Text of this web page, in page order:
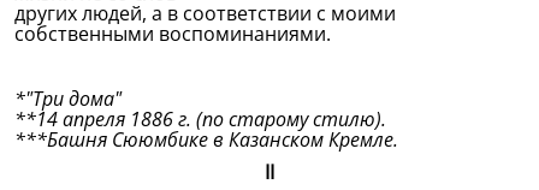
других людей, а в соответствии с моими
собственными воспоминаниями.
*"Три дома"
**14 апреля 1886 г. (по старому стилю).
***Башня Сююмбике в Казанском Кремле.
II